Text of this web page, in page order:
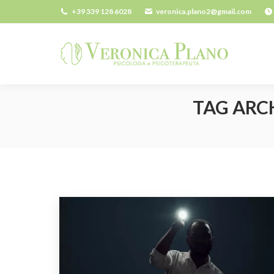
+39 339 128 6028 veronica.plano2@gmail.com
TAG